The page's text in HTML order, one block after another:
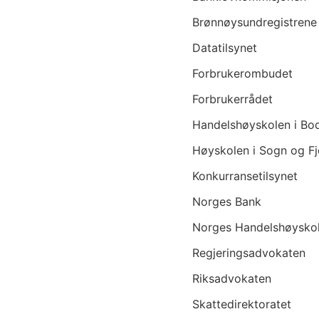
Brønnøysundregistrene
Datatilsynet
Forbrukerombudet
Forbrukerrådet
Handelshøyskolen i
Høyskolen i Sogn og
Konkurransetilsynet
Norges Bank
Norges
Regjeringsadvokaten
Riksadvokaten
Skattedirektoratet